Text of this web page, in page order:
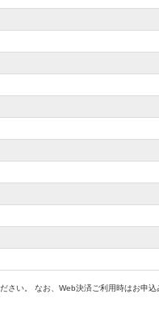
い。 なお、Web決済ご利用時はお申込